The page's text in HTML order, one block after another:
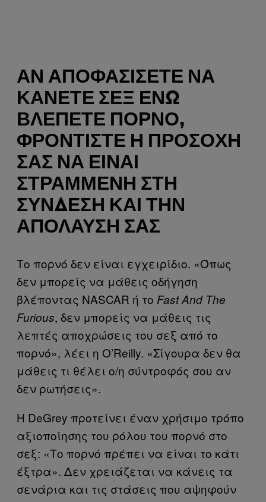
ΑΝ ΑΠΟΦΑΣΊΣΕΤΕ ΝΑ
ΚΆΝΕΤΕ ΣΕΞ ΕΝΏ
ΒΛΈΠΕΤΕ ΠΟΡΝΌ,
ΦΡΟΝΤΊΣΤΕ Η ΠΡΟΣΟΧΉ
ΣΑΣ ΝΑ ΕΊΝΑΙ
ΣΤΡΑΜΜΈΝΗ ΣΤΗ
ΣΎΝΔΕΣΗ ΚΑΙ ΤΗΝ
ΑΠΌΛΑΥΣΉ ΣΑΣ
Το πορνό δεν είναι εγχειρίδιο. «Όπως
δεν μπορείς να μάθεις οδήγηση
βλέποντας NASCAR ή το Fast And The
Furious, δεν μπορείς να μάθεις τις
λεπτές αποχρώσεις του σεξ από το
πορνό», λέει η O’Reilly. «Σίγουρα δεν θα
μάθεις τι θέλει ο/η σύντροφός σου αν
δεν ρωτήσεις».
Η DeGrey προτείνει έναν χρήσιμο τρόπο
αξιοποίησης του ρόλου του πορνό στο
σεξ: «Το πορνό πρέπει να είναι το κάτι
έξτρα». Δεν χρειάζεται να κάνεις τα
σενάρια και τις στάσεις που αψηφούν